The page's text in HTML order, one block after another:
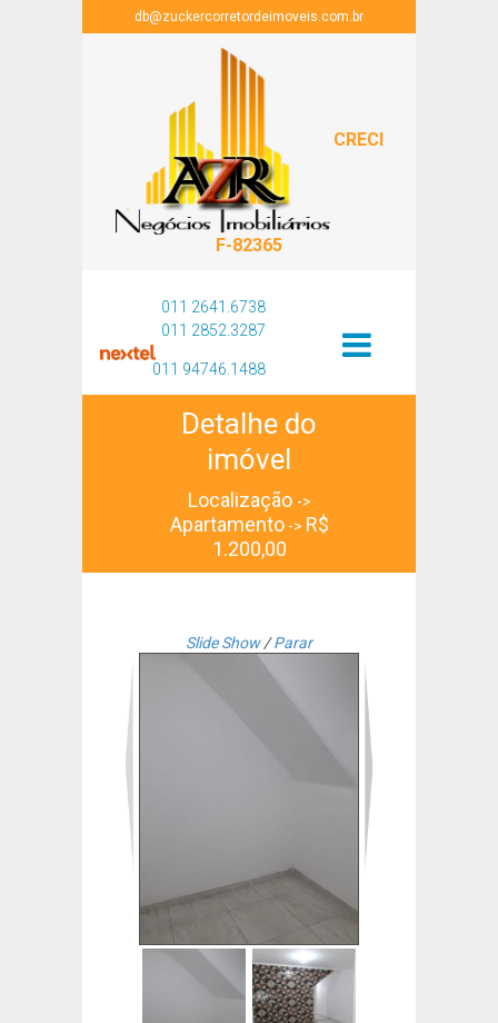
db@zuckercorretordeimoveis.com.br
CRECI
F-82365
011 2641.6738
011 2852.3287
011 94746.1488
Detalhe do
imóvel
Localização ->
Apartamento-> R$
1.200,00
Slide Show/Parar